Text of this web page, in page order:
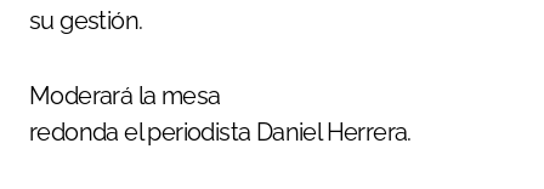
su gestión.
Moderará la mesa
redonda el periodista Daniel Herrera.